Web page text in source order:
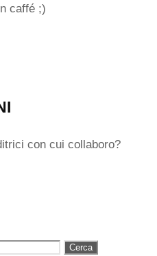
caffé ;)
con cui collaboro?